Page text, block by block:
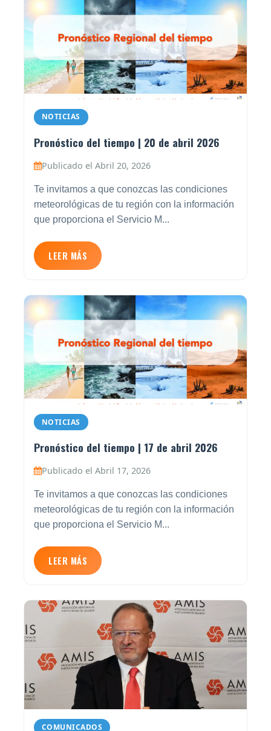
NOTICIAS
Pronóstico del tiempo | 20 de abril 2026
Publicado el Abril 20, 2026
Te invitamos a que conozcas las condiciones
meteorológicas de tu región con la información
que proporciona el Servicio M...
LEER MÁS
NOTICIAS
Pronóstico del tiempo | 17 de abril 2026
Publicado el Abril 17, 2026
Te invitamos a que conozcas las condiciones
meteorológicas de tu región con la información
que proporciona el Servicio M...
LEER MÁS
COMUNICADOS